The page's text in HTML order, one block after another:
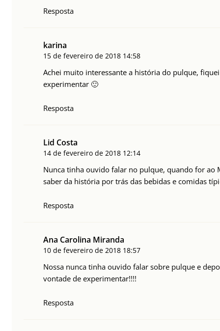
Resposta
karina
15 de fevereiro de 2018 14:58
Achei muito interessante a história do pulque,
experimentar 🙂
Resposta
Lid Costa
14 de fevereiro de 2018 12:14
Nunca tinha ouvido falar no pulque, quando for
saber da história por trás das bebidas e comidas
Resposta
Ana Carolina Miranda
10 de fevereiro de 2018 18:57
Nossa nunca tinha ouvido falar sobre pulque e
vontade de experimentar!!!!
Resposta